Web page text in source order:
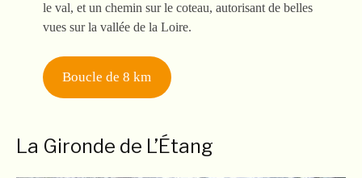
le val, et un chemin sur le coteau, autorisant de belles
vues sur la vallée de la Loire.
Boucle de 8 km
La Gironde de L’Étang